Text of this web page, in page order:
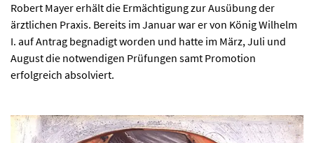
Robert Mayer erhält die Ermächtigung zur Ausübung der
ärztlichen Praxis. Bereits im Januar war er von König Wilhelm
I. auf Antrag begnadigt worden und hatte im März, Juli und
August die notwendigen Prüfungen samt Promotion
erfolgreich absolviert.